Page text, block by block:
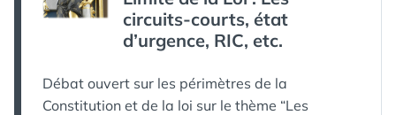
circuits-courts, état
d’urgence, RIC, etc.
Débat ouvert sur les périmètres de la
Constitution et de la loi sur le thème “Les